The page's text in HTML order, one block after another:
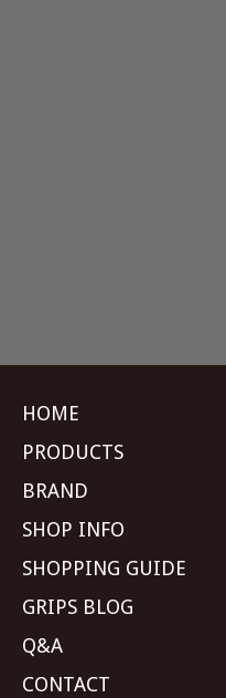
HOME
PRODUCTS
BRAND
SHOP INFO
SHOPPING GUIDE
GRIPS BLOG
Q&A
CONTACT